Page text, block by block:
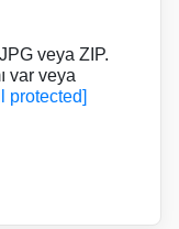
veya ZIP.
var veya
protected]